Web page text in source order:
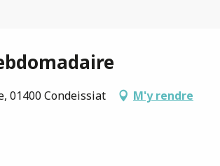
01400 Condeissiat M'y rendre